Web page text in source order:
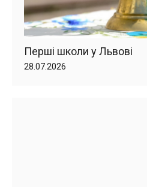
Перші школи у Львові
28.07.2026